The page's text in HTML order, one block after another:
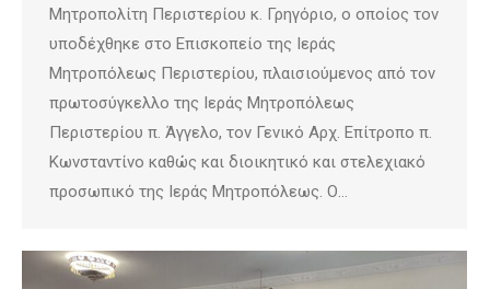
Μητροπολίτη Περιστερίου κ. Γρηγόριο, ο οποίος τον
υποδέχθηκε στο Επισκοπείο της Ιεράς
Μητροπόλεως Περιστερίου, πλαισιούμενος από τον
πρωτοσύγκελλο της Ιεράς Μητροπόλεως
Περιστερίου π. Άγγελο, τον Γενικό Αρχ. Επίτροπο π.
Κωνσταντίνο καθώς και διοικητικό και στελεχιακό
προσωπικό της Ιεράς Μητροπόλεως. Ο…